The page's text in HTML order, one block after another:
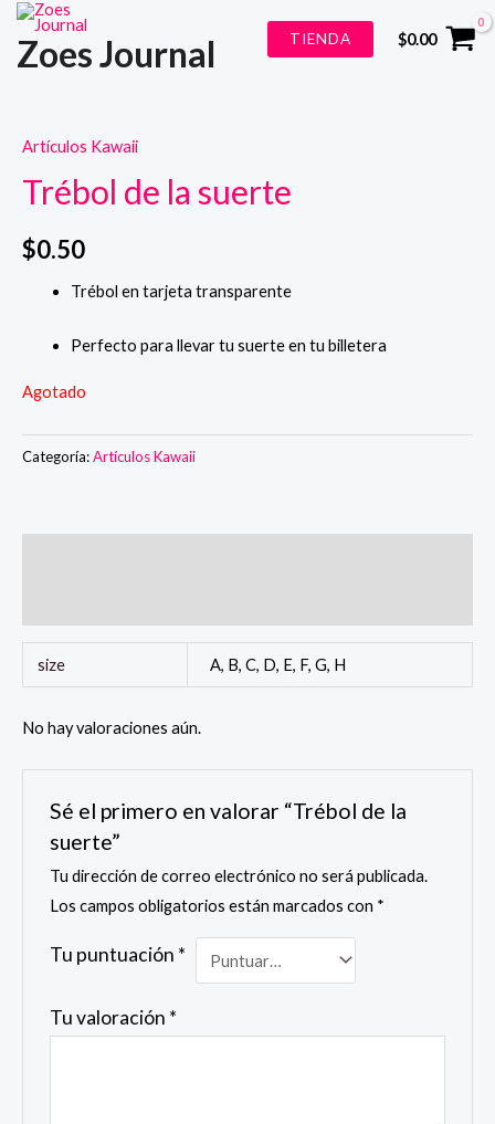
contenido
Zoes Journal TIENDA $0.00
Artículos Kawaii
Trébol de la suerte
$0.50
Trébol en tarjeta transparente
Perfecto para llevar tu suerte en tu billetera
Agotado
Categoría:Artículos Kawaii
size A, B, C, D, E, F, G, H
No hay valoraciones aún.
Sé el primero en valorar “Trébol de la
suerte”
Tu dirección de correo electrónico no será publicada.
Los campos obligatorios están marcados con *
Tu puntuación *
Tu valoración *